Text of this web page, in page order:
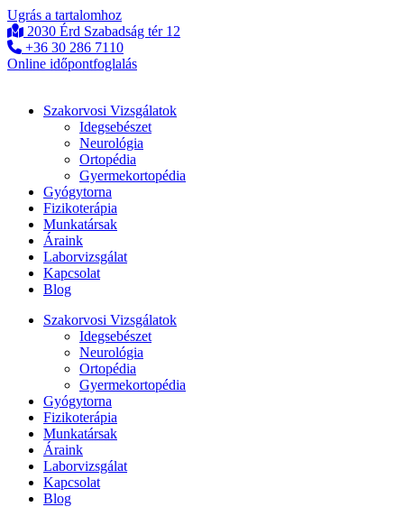
Ugrás a tartalomhoz
2030 Érd Szabadság tér 12
+36 30 286 7110
Online időpontfoglalás
Szakorvosi Vizsgálatok
Idegsebészet
Neurológia
Ortopédia
Gyermekortopédia
Gyógytorna
Fizikoterápia
Munkatársak
Áraink
Laborvizsgálat
Kapcsolat
Blog
Szakorvosi Vizsgálatok
Idegsebészet
Neurológia
Ortopédia
Gyermekortopédia
Gyógytorna
Fizikoterápia
Munkatársak
Áraink
Laborvizsgálat
Kapcsolat
Blog